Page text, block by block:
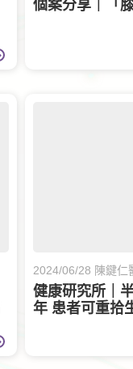
個案分享｜「
2024/06/28 陳鍵仁
健康研究所｜
年 患者可重拾